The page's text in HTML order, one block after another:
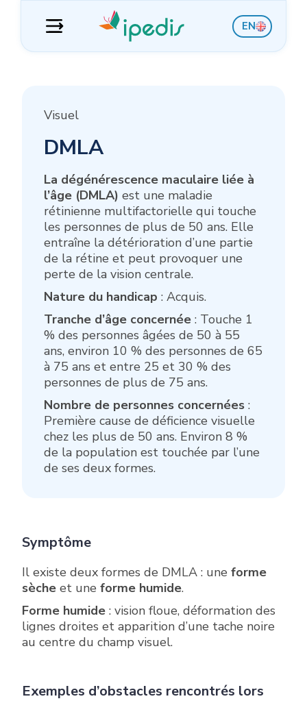
la
contenu
la
pied
EN
Visuel
DMLA
La dégénérescence maculaire liée à
l’âge (DMLA) est une maladie
rétinienne multifactorielle qui touche
les personnes de plus de 50 ans. Elle
entraîne la détérioration d’une partie
de la rétine et peut provoquer une
perte de la vision centrale.
Nature du handicap : Acquis.
Tranche d’âge concernée : Touche 1
% des personnes âgées de 50 à 55
ans, environ 10 % des personnes de 65
à 75 ans et entre 25 et 30 % des
personnes de plus de 75 ans.
Nombre de personnes concernées :
Première cause de déficience visuelle
chez les plus de 50 ans. Environ 8 %
de la population est touchée par l’une
de ses deux formes.
Symptôme
Il existe deux formes de DMLA : une forme
sèche et une forme humide.
Forme humide : vision floue, déformation des
lignes droites et apparition d’une tache noire
au centre du champ visuel.
Exemples d’obstacles rencontrés lors